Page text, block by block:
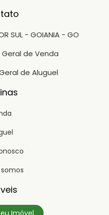
SUL - GOIANIA - GO
de Venda
de Aluguel
Imóvel